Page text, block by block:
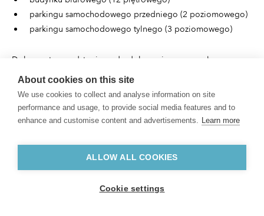
parkingu samochodowego przedniego (2 poziomowego)
parkingu samochodowego tylnego (3 poziomowego)
Dokumenty przedstawione do dokonania oceny wpływu na
Kwestionariusz wpływu projektu na środowisko
przyrodnicze i społeczne z 14.08.2015 r
zaświadczenie nr 137 Wydziału Zdrowia Grodzieńskiego
Epidemiologii z dnia 25.06.2015 roku
kompleks-v-belarusi oraz http://triniti-grodno.by
About cookies on this site
We use cookies to collect and analyse information on site
performance and usage, to provide social media features and to
enhance and customise content and advertisements. Learn more
ALLOW ALL COOKIES
Cookie settings